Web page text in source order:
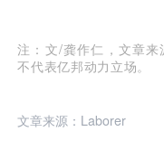
注：文/龚作仁，文章来
不代表亿邦动力立场。
文章来源：Laborer